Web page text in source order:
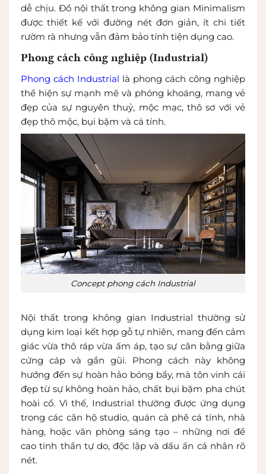
dễ chịu. Đồ nội thất trong không gian Minimalism
được thiết kế với đường nét đơn giản, ít chi tiết
rườm rà nhưng vẫn đảm bảo tính tiện dụng cao.
Phong cách công nghiệp (Industrial)
Phong cách Industrial là phong cách công nghiệp
thể hiện sự mạnh mẽ và phóng khoáng, mang vẻ
đẹp của sự nguyên thuỷ, mộc mạc, thô sơ với vẻ
đẹp thô mộc, bụi bặm và cá tính.
Concept phong cách Industrial
Nội thất trong không gian Industrial thường sử
dụng kim loại kết hợp gỗ tự nhiên, mang đến cảm
giác vừa thô ráp vừa ấm áp, tạo sự cân bằng giữa
cứng cáp và gần gũi. Phong cách này không
hướng đến sự hoàn hảo bóng bẩy, mà tôn vinh cái
đẹp từ sự không hoàn hảo, chất bụi bặm pha chút
hoài cổ. Vì thế, Industrial thường được ứng dụng
trong các căn hộ studio, quán cà phê cá tính, nhà
hàng, hoặc văn phòng sáng tạo – những nơi đề
cao tinh thần tự do, độc lập và dấu ấn cá nhân rõ
nét.